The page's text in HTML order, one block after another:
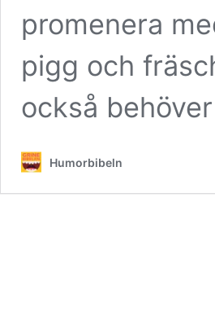
promenera
pigg och
också
Humorbibeln